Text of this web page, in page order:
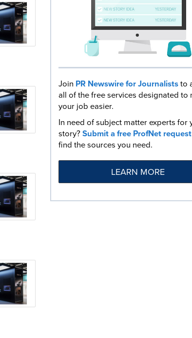
Join PR Newswire for Journaliststo
all of the free services designated to
your job easier.
In need of subject matter experts for
story?Submit a free ProfNet request
find the sources you need.
LEARN MORE